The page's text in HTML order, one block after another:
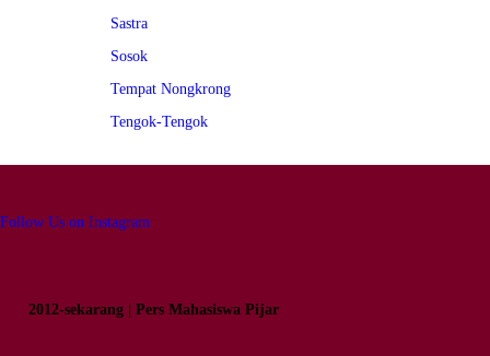
Sastra
Sosok
Tempat Nongkrong
Tengok-Tengok
Follow Us on Instagram
2012-sekarang | Pers Mahasiswa Pijar